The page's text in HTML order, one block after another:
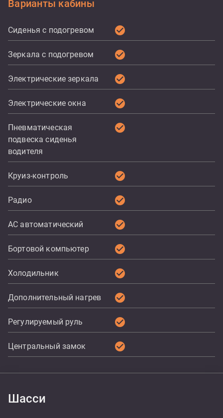
Варианты кабины
Сиденья с подогревом check_circle
Зеркала с подогревом check_circle
Электрические зеркала check_circle
Электрические окна check_circle
Пневматическая
подвеска сиденья
водителя
check_circle
Круиз-контроль check_circle
Радио check_circle
AC автоматический check_circle
Бортовой компьютер check_circle
Холодильник check_circle
Дополнительный нагрев check_circle
Регулируемый руль check_circle
Центральный замок check_circle
Шасси